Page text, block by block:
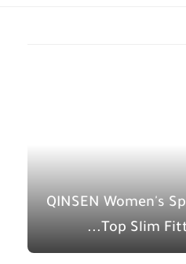
QINSEN Women's
Top Slim